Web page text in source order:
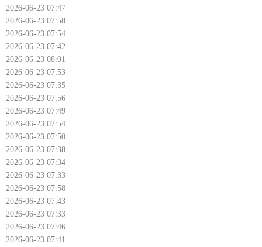
2026-06-23 07:47
2026-06-23 07:58
2026-06-23 07:54
2026-06-23 07:42
2026-06-23 08:01
2026-06-23 07:53
2026-06-23 07:35
2026-06-23 07:56
2026-06-23 07:49
2026-06-23 07:54
2026-06-23 07:50
2026-06-23 07:38
2026-06-23 07:34
2026-06-23 07:33
2026-06-23 07:58
2026-06-23 07:43
2026-06-23 07:33
2026-06-23 07:46
2026-06-23 07:41